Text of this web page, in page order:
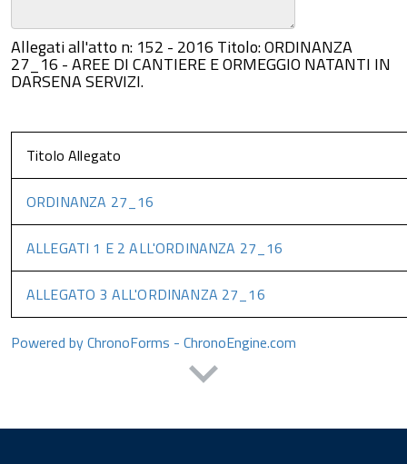
Allegati all'atto n: 152 - 2016 Titolo: ORDINANZA
27_16 - AREE DI CANTIERE E ORMEGGIO NATANTI IN
DARSENA SERVIZI.
Titolo Allegato
ORDINANZA 27_16
ALLEGATI 1 E 2 ALL'ORDINANZA 27_16
ALLEGATO 3 ALL'ORDINANZA 27_16
Powered by ChronoForms - ChronoEngine.com